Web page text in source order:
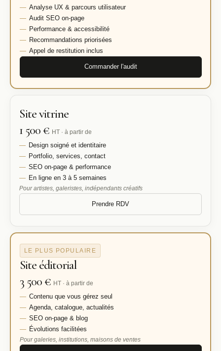
Analyse UX & parcours utilisateur
Audit SEO on-page
Performance & accessibilité
Recommandations priorisées
Appel de restitution inclus
Commander l'audit
Site vitrine
1 500 € HT · à partir de
Design soigné et identitaire
Portfolio, services, contact
SEO on-page & performance
En ligne en 3 à 5 semaines
Pour artistes, galeristes, indépendants créatifs
Prendre RDV
LE PLUS POPULAIRE
Site éditorial
3 500 € HT · à partir de
Contenu que vous gérez seul
Agenda, catalogue, actualités
SEO on-page & blog
Évolutions facilitées
Pour galeries, institutions, maisons de ventes